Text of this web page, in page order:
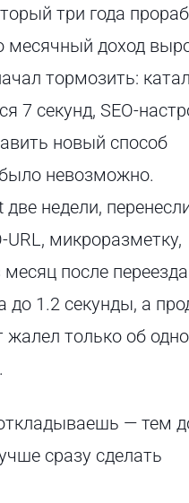
три года
месячный доход
тормозить:
7 секунд, SEO-
новый способ
невозможно.
недели,
URL, микроразметку,
после переезда
до 1.2 секунды, а
жалел только об
— тем
сразу сделать